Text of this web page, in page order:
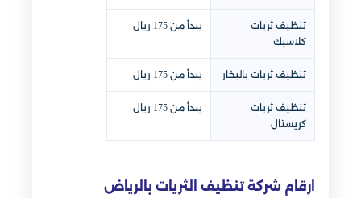
تنظيف ثريات
كلاسيك
يبدأ من 175 ريال
تنظيف ثريات بالبخار يبدأ من 175 ريال
تنظيف ثريات
كريستال
يبدأ من 175 ريال
ارقام شركة تنظيف الثريات بالرياض